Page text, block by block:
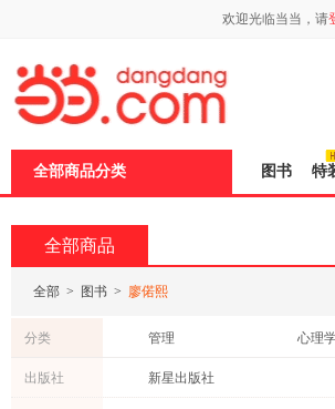
欢迎光临当当，请
全部商品分类 图书 特
全部商品
全部 > 图书 > 廖偌熙
分类 管理 心理
建筑
出版社 新星出版社
页
加